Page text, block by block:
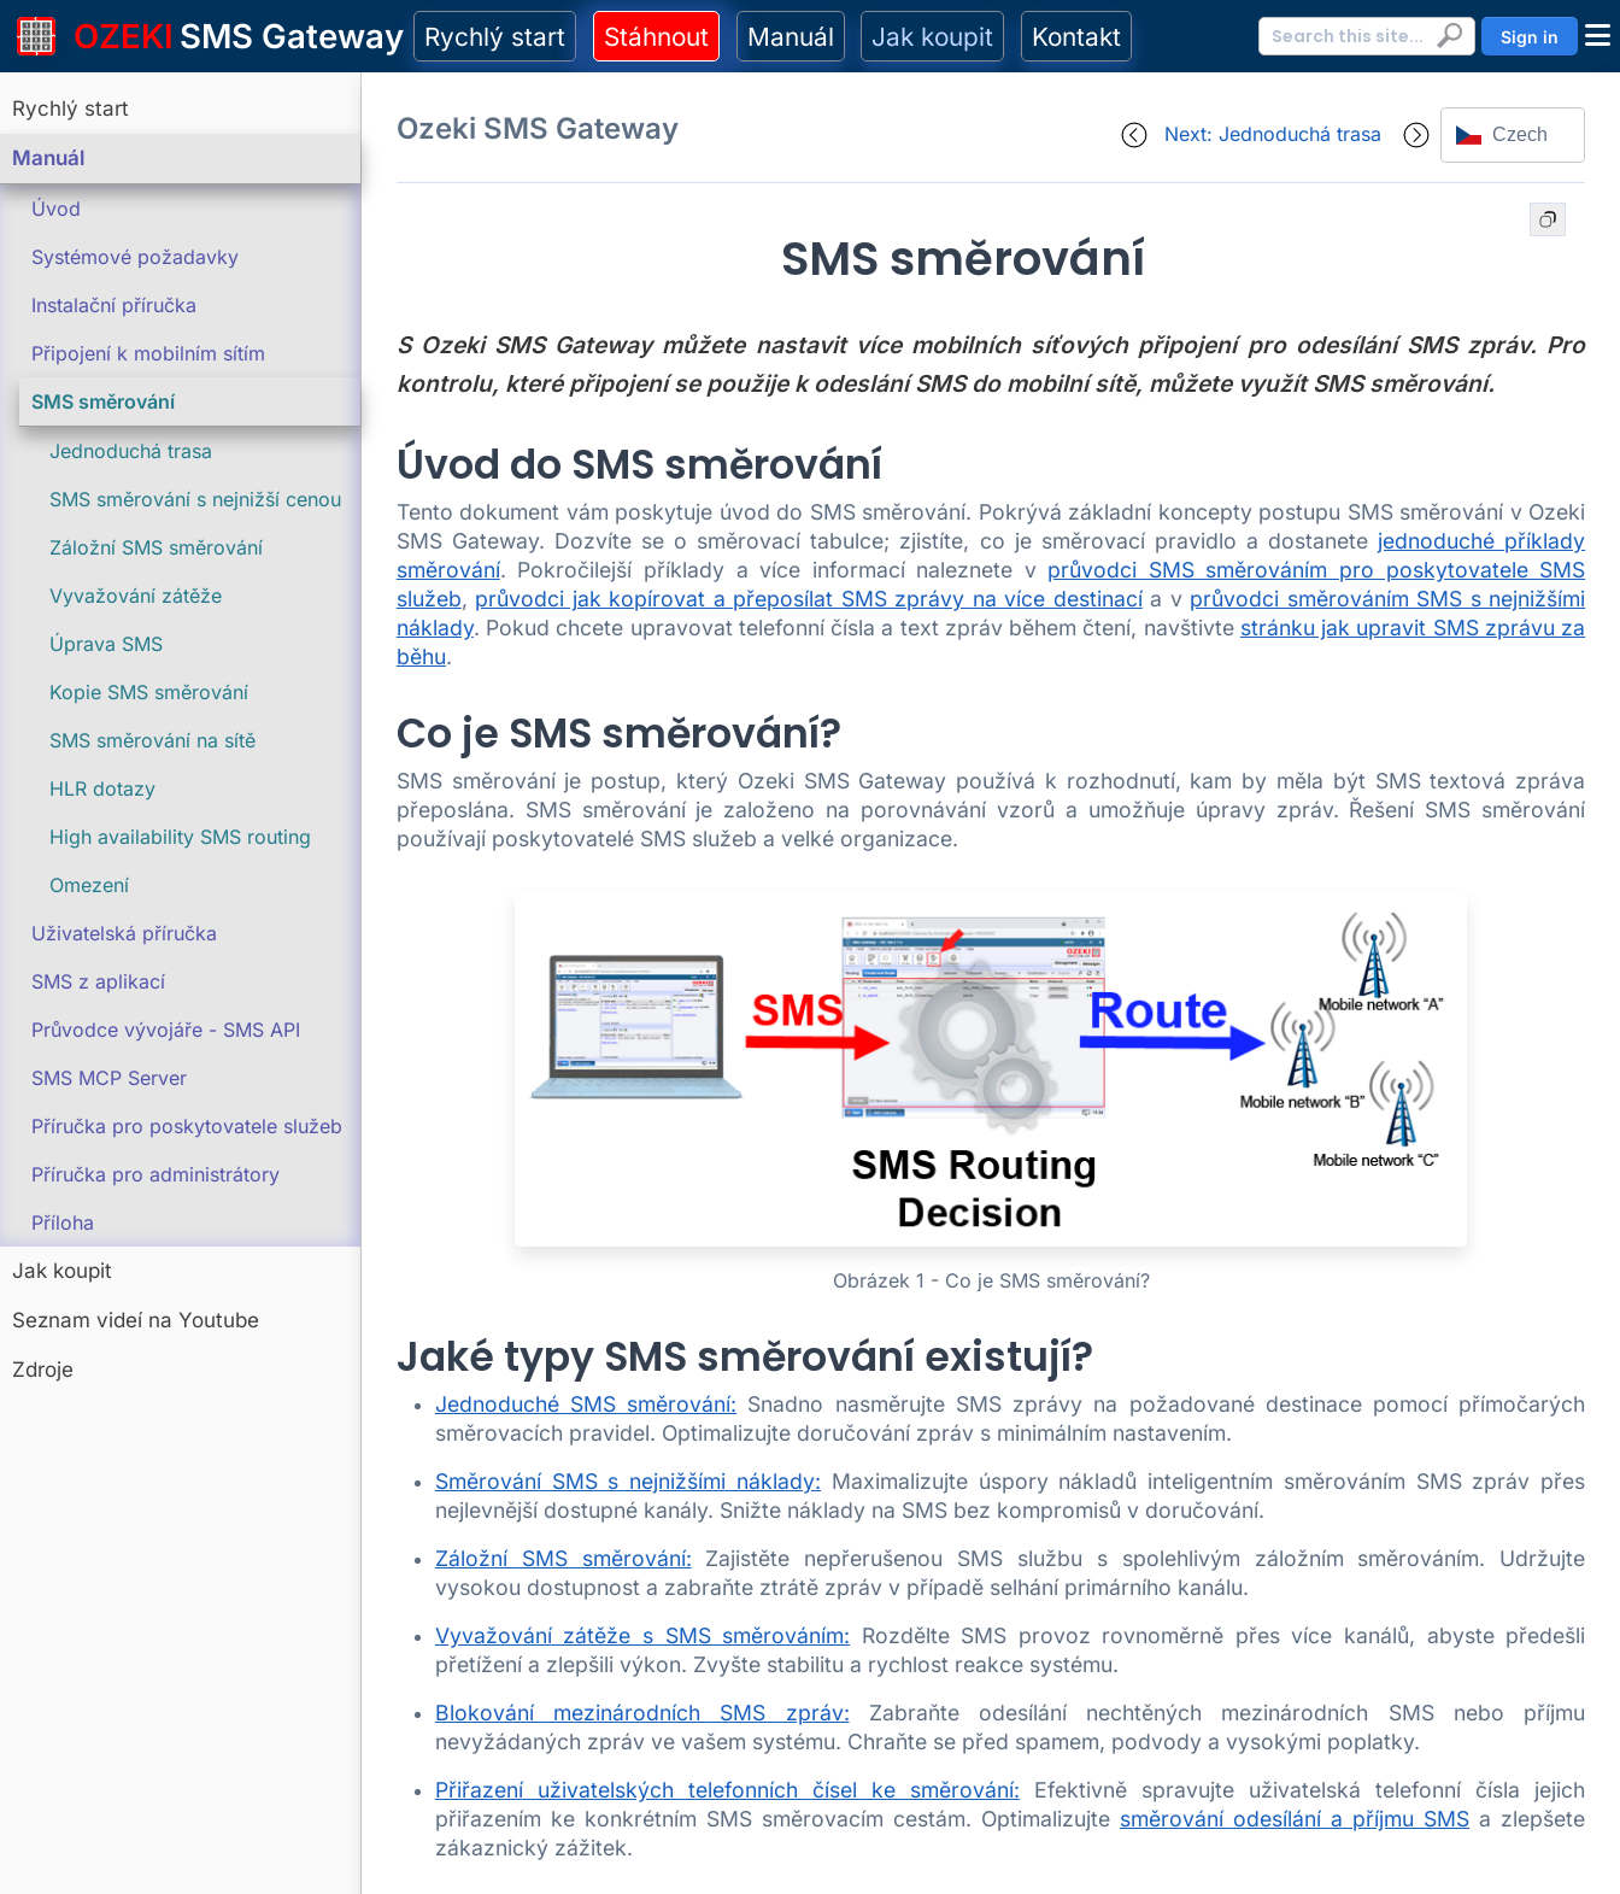
OZEKI SMS Gateway Rychlý start Stáhnout Manuál Jak koupit Kontakt Sign in
Rychlý start
Manuál
Úvod
Systémové požadavky
Instalační příručka
Připojení k mobilním sítím
SMS směrování
Jednoduchá trasa
SMS směrování s nejnižší cenou
Záložní SMS směrování
Vyvažování zátěže
Úprava SMS
Kopie SMS směrování
SMS směrování na sítě
HLR dotazy
High availability SMS routing
Omezení
Uživatelská příručka
SMS z aplikací
Průvodce vývojáře - SMS API
SMS MCP Server
Příručka pro poskytovatele služeb
Příručka pro administrátory
Příloha
Jak koupit
Seznam videí na Youtube
Zdroje
Ozeki SMS Gateway Next: Jednoduchá trasa Czech
SMS směrování
S Ozeki SMS Gateway můžete nastavit více mobilních síťových připojení pro odesílání SMS zpráv. Pro
kontrolu, které připojení se použije k odeslání SMS do mobilní sítě, můžete využít SMS směrování.
Úvod do SMS směrování
Tento dokument vám poskytuje úvod do SMS směrování. Pokrývá základní koncepty postupu SMS směrování v Ozeki
SMS Gateway. Dozvíte se o směrovací tabulce; zjistíte, co je směrovací pravidlo a dostanete jednoduché příklady
směrování. Pokročilejší příklady a více informací naleznete v průvodci SMS směrováním pro poskytovatele SMS
služeb, průvodci jak kopírovat a přeposílat SMS zprávy na více destinacía v průvodci směrováním SMS s nejnižšími
náklady. Pokud chcete upravovat telefonní čísla a text zpráv během čtení, navštivte stránku jak upravit SMS zprávu za
běhu.
Co je SMS směrování?
SMS směrování je postup, který Ozeki SMS Gateway používá k rozhodnutí, kam by měla být SMS textová zpráva
přeposlána. SMS směrování je založeno na porovnávání vzorů a umožňuje úpravy zpráv. Řešení SMS směrování
používají poskytovatelé SMS služeb a velké organizace.
Obrázek 1 - Co je SMS směrování?
Jaké typy SMS směrování existují?
Jednoduché SMS směrování: Snadno nasměrujte SMS zprávy na požadované destinace pomocí přímočarých
směrovacích pravidel. Optimalizujte doručování zpráv s minimálním nastavením.
Směrování SMS s nejnižšími náklady: Maximalizujte úspory nákladů inteligentním směrováním SMS zpráv přes
nejlevnější dostupné kanály. Snižte náklady na SMS bez kompromisů v doručování.
Záložní SMS směrování: Zajistěte nepřerušenou SMS službu s spolehlivým záložním směrováním. Udržujte
vysokou dostupnost a zabraňte ztrátě zpráv v případě selhání primárního kanálu.
Vyvažování zátěže s SMS směrováním: Rozdělte SMS provoz rovnoměrně přes více kanálů, abyste předešli
přetížení a zlepšili výkon. Zvyšte stabilitu a rychlost reakce systému.
Blokování mezinárodních SMS zpráv: Zabraňte odesílání nechtěných mezinárodních SMS nebo příjmu
nevyžádaných zpráv ve vašem systému. Chraňte se před spamem, podvody a vysokými poplatky.
Přiřazení uživatelských telefonních čísel ke směrování: Efektivně spravujte uživatelská telefonní čísla jejich
přiřazením ke konkrétním SMS směrovacím cestám. Optimalizujte směrování odesílání a příjmu SMS a zlepšete
zákaznický zážitek.